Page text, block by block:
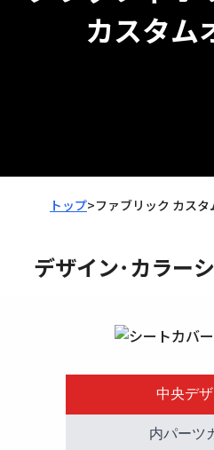
カスタム
トップ>ファブリック カス
デザイン･カラー
中央デ
内パーツ